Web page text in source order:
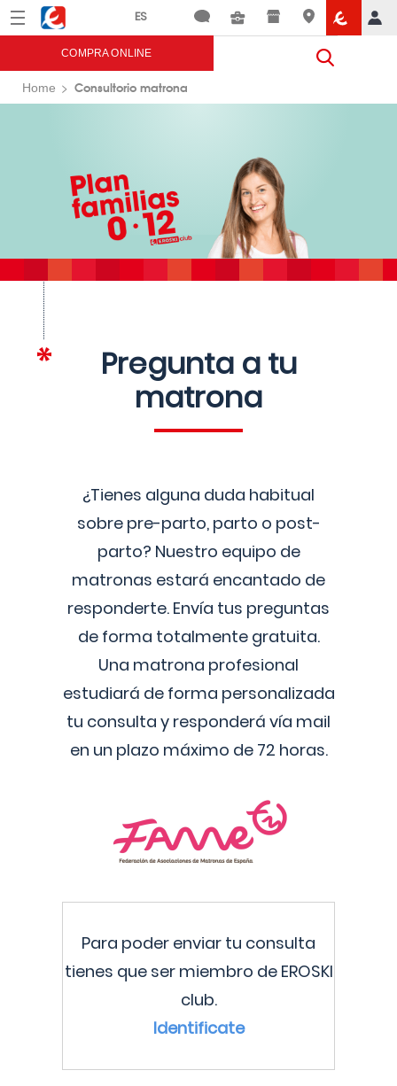
Menú Eroski
COMPRA ONLINE
Home Consultorio matrona
Pregunta a tu
matrona
¿Tienes alguna duda habitual
sobre pre-parto, parto o post-
parto? Nuestro equipo de
matronas estará encantado de
responderte. Envía tus preguntas
de forma totalmente gratuita.
Una matrona profesional
estudiará de forma personalizada
tu consulta y responderá vía mail
en un plazo máximo de 72 horas.
Para poder enviar tu consulta
tienes que ser miembro de EROSKI
club.
Identificate